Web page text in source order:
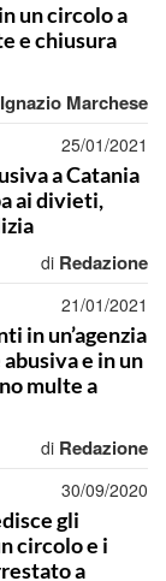
un circolo a
e chiusura
Ignazio Marchese
25/01/2021
a Catania
ai divieti,
di Redazione
21/01/2021
in un’agenzia
e in un
multe a
di Redazione
30/09/2020
gli
circolo e i
a